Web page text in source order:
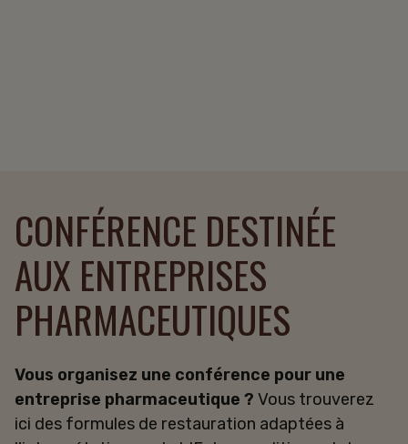
CONFÉRENCE DESTINÉE
AUX ENTREPRISES
PHARMACEUTIQUES
Vous organisez une conférence pour une
entreprise pharmaceutique ? Vous trouverez
ici des formules de restauration adaptées à